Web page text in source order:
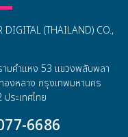
DIGITAL (THAILAND) CO.,
มคำแหง 53 แขวงพลับพลา
องหลาง กรุงเทพมหานคร
ระเทศไทย
6686